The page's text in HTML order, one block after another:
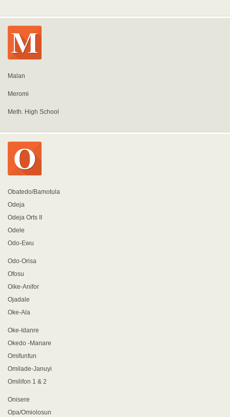
Malan
Meromi
Meth. High School
Obatedo/Bamotula
Odeja
Odeja Orts II
Odele
Odo-Ewu
Odo-Orisa
Ofosu
Oike-Anifor
Ojadale
Oke-Ala
Oke-Idanre
Okedo -Manare
Omifunfun
Omilade-Januyi
Omilifon 1 & 2
Onisere
Opa/Omiolosun